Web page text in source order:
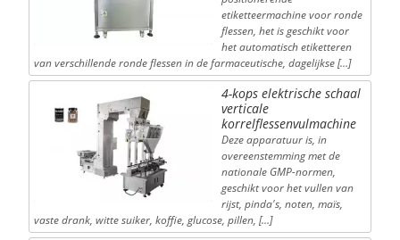
etiketteermachine voor ronde
flessen, het is geschikt voor
het automatisch etiketteren
van verschillende ronde flessen in de farmaceutische, dagelijkse […]
4-kops elektrische schaal
verticale
korrelflessenvulmachine
Deze apparatuur is, in
overeenstemming met de
nationale GMP-normen,
geschikt voor het vullen van
rijst, pinda's, noten, maïs,
vaste drank, witte suiker, koffie, glucose, pillen, […]